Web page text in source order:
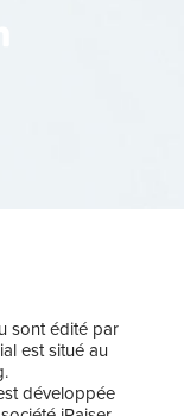
sont édité par
est situé au
développée